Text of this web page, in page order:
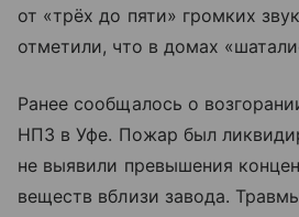
от «трёх до пяти» громких
отметили, что в домах
Ранее сообщалось о
НПЗ в Уфе. Пожар был
не выявили превышения
веществ вблизи завода.